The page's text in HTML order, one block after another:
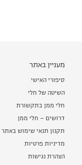
מעניין באתר
סיפורי האישי
השיטה של חלי
חלי ממן בתקשורת
דרושים – חלי ממן
תקנון תנאי שימוש באתר
מדיניות פרטיות
הצהרת נגישות